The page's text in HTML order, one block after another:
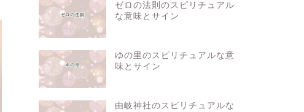
ゼロの法則のスピリチュアル
な意味とサイン
ゆの里のスピリチュアルな意
味とサイン
由岐神社のスピリチュアルな